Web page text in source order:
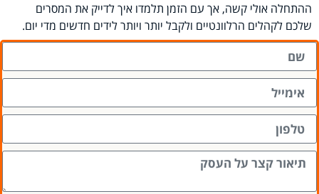
ההתחלה אולי קשה, אך עם הזמן תלמדו איך לדייק את המסרים
שלכם לקהלים הרלוונטיים ולקבל יותר ויותר לידים חדשים מדי יום.